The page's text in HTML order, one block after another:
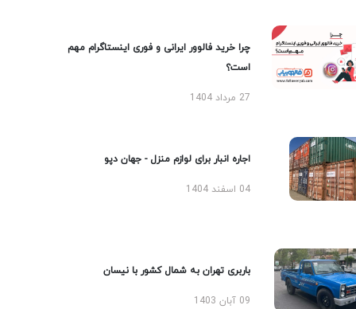
چرا خرید فالوور ایرانی و فوری اینستاگرام مهم
است؟
27 مرداد 1404
اجاره انبار برای لوازم منزل - جهان دپو
04 اسفند 1404
باربری تهران به شمال کشور با نیسان
09 آبان 1403